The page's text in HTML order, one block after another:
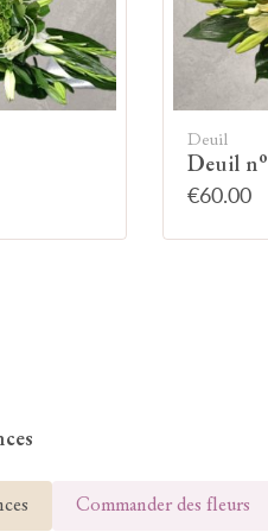
Deuil
Deuil
€60.00
Commander des fleurs